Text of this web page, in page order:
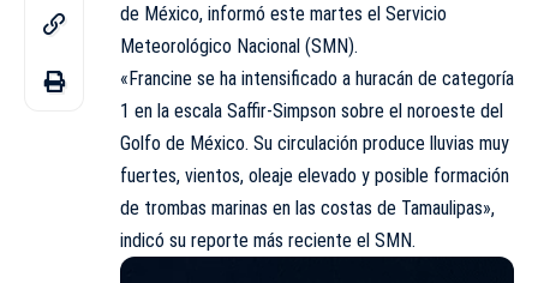
de México, informó este martes el Servicio
Meteorológico Nacional (SMN).
«Francine se ha intensificado a huracán de categoría
1 en la escala Saffir-Simpson sobre el noroeste del
Golfo de México. Su circulación produce lluvias muy
fuertes, vientos, oleaje elevado y posible formación
de trombas marinas en las costas de Tamaulipas»,
indicó su reporte más reciente el SMN.